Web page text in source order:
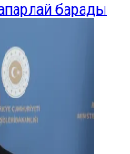
барады